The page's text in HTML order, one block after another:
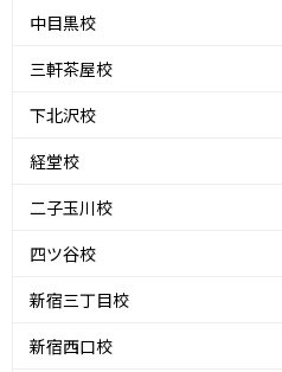
中目黒校
三軒茶屋校
下北沢校
経堂校
二子玉川校
四ツ谷校
新宿三丁目校
新宿西口校